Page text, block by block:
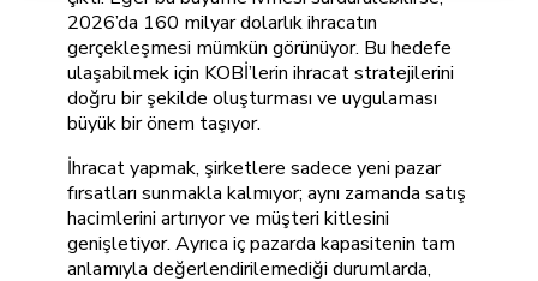
2026’da 160 milyar dolarlık ihracatın
gerçekleşmesi mümkün görünüyor. Bu hedefe
ulaşabilmek için KOBİ’lerin ihracat stratejilerini
doğru bir şekilde oluşturması ve uygulaması
büyük bir önem taşıyor.
İhracat yapmak, şirketlere sadece yeni pazar
fırsatları sunmakla kalmıyor; aynı zamanda satış
hacimlerini artırıyor ve müşteri kitlesini
genişletiyor. Ayrıca iç pazarda kapasitenin tam
anlamıyla değerlendirilemediği durumlarda,